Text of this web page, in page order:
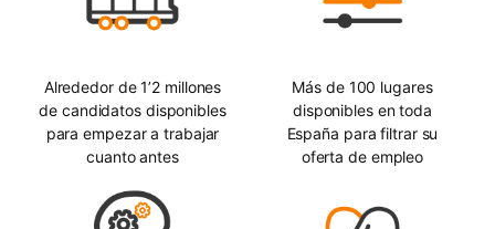
Alrededor de 1’2 millones
de candidatos disponibles
para empezar a trabajar
cuanto antes
Más de 100 lugares
disponibles en toda
España para filtrar su
oferta de empleo